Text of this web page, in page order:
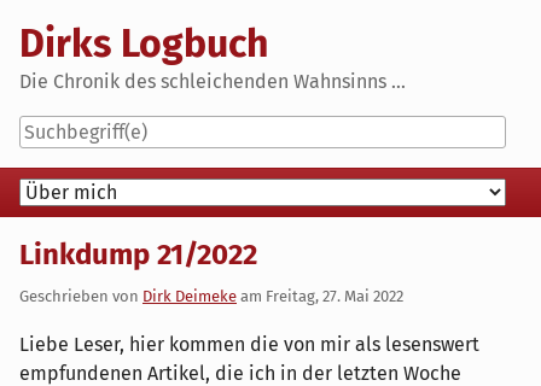
content
Dirks Logbuch
Die Chronik des schleichenden Wahnsinns ...
Navigation
Linkdump 21/2022
Geschrieben von Dirk Deimeke am Freitag, 27. Mai 2022
Liebe Leser, hier kommen die von mir als lesenswert
empfundenen Artikel, die ich in der letzten Woche